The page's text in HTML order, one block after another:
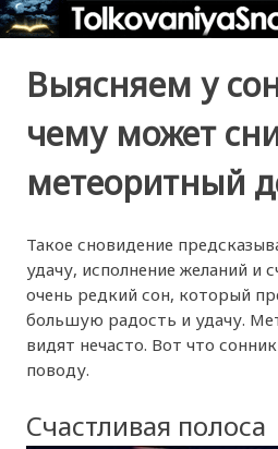
Выясняем у
чему может
метеоритный
Такое сновидение
удачу, исполнение желаний и
очень редкий сон, который
большую радость и удачу.
видят нечасто. Вот что
поводу.
Счастливая полоса